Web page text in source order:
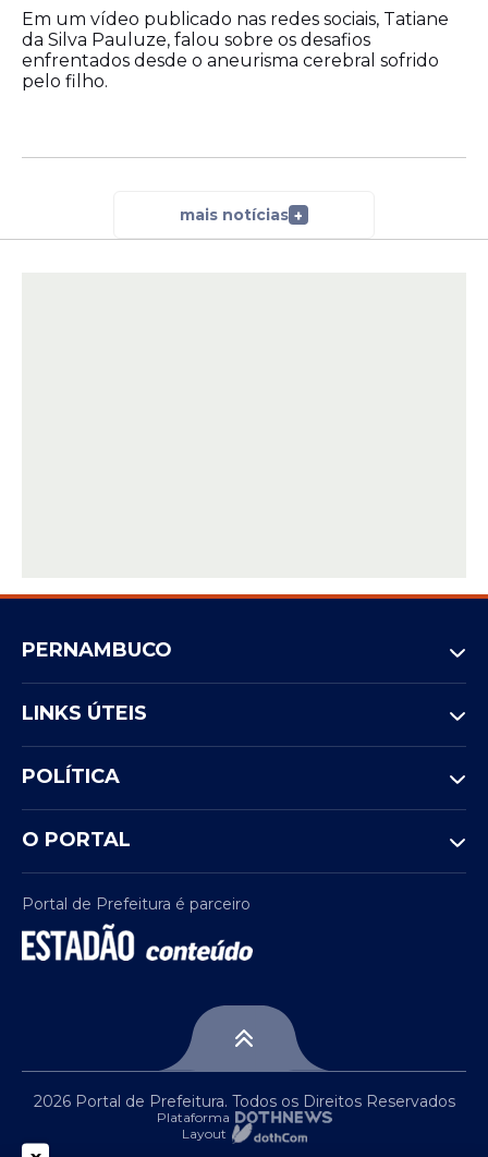
Em um vídeo publicado nas redes sociais, Tatiane
da Silva Pauluze, falou sobre os desafios
enfrentados desde o aneurisma cerebral sofrido
pelo filho.
mais notícias +
PERNAMBUCO
LINKS ÚTEIS
POLÍTICA
O PORTAL
Portal de Prefeitura é parceiro
2026 Portal de Prefeitura. Todos os Direitos Reservados
Plataforma
Layout